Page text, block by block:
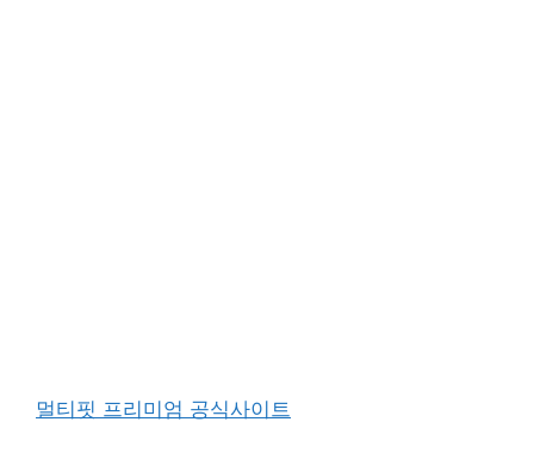
멀티핏 프리미엄 공식사이트